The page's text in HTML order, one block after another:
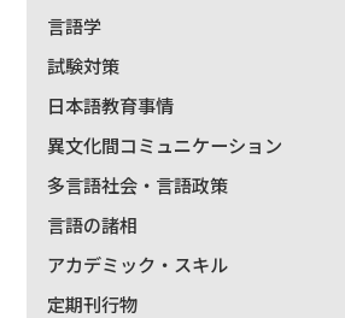
言語学
試験対策
日本語教育事情
異文化間コミュニケーション
多言語社会・言語政策
言語の諸相
アカデミック・スキル
定期刊行物